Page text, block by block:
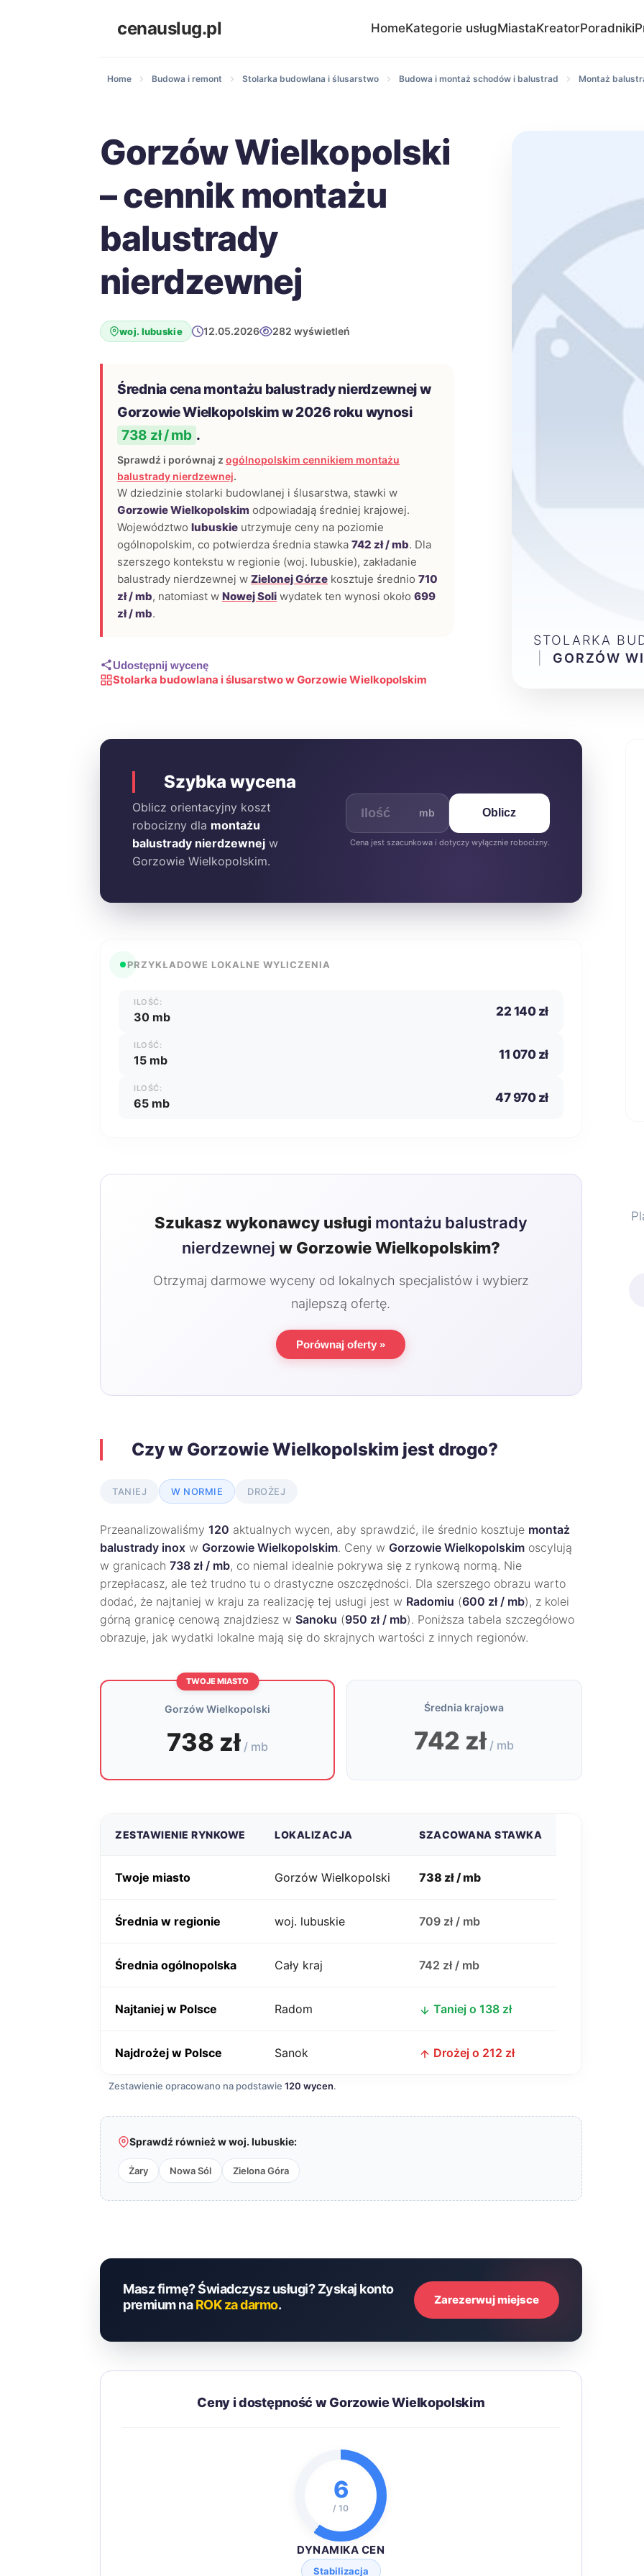
cenauslug.pl HomeKategorie usługMiastaKreatorPoradniki
Home Budowa i remont Stolarka budowlana i ślusarstwo Budowa i montaż schodów i balustrad Montaż
Gorzów Wielkopolski
– cennik montażu
balustrady
nierdzewnej
woj. lubuskie 12.05.2026 282 wyświetleń
Średnia cena montażu balustrady nierdzewnej w
Gorzowie Wielkopolskim w 2026 roku wynosi
738 zł / mb .
Sprawdź i porównaj z ogólnopolskim cennikiem montażu
balustrady nierdzewnej.
W dziedzinie stolarki budowlanej i ślusarstwa, stawki w
Gorzowie Wielkopolskim odpowiadają średniej krajowej.
Województwo lubuskie utrzymuje ceny na poziomie
ogólnopolskim, co potwierdza średnia stawka 742 zł / mb. Dla
szerszego kontekstu w regionie (woj. lubuskie), zakładanie
balustrady nierdzewnej w Zielonej Górze kosztuje średnio 710
zł / mb, natomiast w Nowej Soli wydatek ten wynosi około 699
zł / mb.
Udostępnij wycenę
Stolarka budowlana i ślusarstwo w Gorzowie Wielkopolskim
STOLARKA
GORZÓW
Szybka wycena
Oblicz orientacyjny koszt
robocizny dla montażu
balustrady nierdzewnej w
Gorzowie Wielkopolskim.
mb Oblicz
Cena jest szacunkowa i dotyczy wyłącznie robocizny.
PRZYKŁADOWE LOKALNE WYLICZENIA
ILOŚĆ:
30 mb 22 140 zł
ILOŚĆ:
15 mb 11 070 zł
ILOŚĆ:
65 mb 47 970 zł
Szukasz wykonawcy usługi montażu balustrady
nierdzewnej w Gorzowie Wielkopolskim?
Otrzymaj darmowe wyceny od lokalnych specjalistów i wybierz
najlepszą ofertę.
Porównaj oferty »
Czy w Gorzowie Wielkopolskim jest drogo?
TANIEJ W NORMIE DROŻEJ
Przeanalizowaliśmy 120 aktualnych wycen, aby sprawdzić, ile średnio kosztuje montaż
balustrady inox w Gorzowie Wielkopolskim. Ceny w Gorzowie Wielkopolskim oscylują
w granicach 738 zł / mb, co niemal idealnie pokrywa się z rynkową normą. Nie
przepłacasz, ale też trudno tu o drastyczne oszczędności. Dla szerszego obrazu warto
dodać, że najtaniej w kraju za realizację tej usługi jest w Radomiu (600 zł / mb), z kolei
górną granicę cenową znajdziesz w Sanoku (950 zł / mb). Poniższa tabela szczegółowo
obrazuje, jak wydatki lokalne mają się do skrajnych wartości z innych regionów.
TWOJE MIASTO
Gorzów Wielkopolski
738 zł / mb
Średnia krajowa
742 zł / mb
ZESTAWIENIE RYNKOWE LOKALIZACJA SZACOWANA STAWKA
Twoje miasto Gorzów Wielkopolski 738 zł / mb
Średnia w regionie woj. lubuskie 709 zł / mb
Średnia ogólnopolska Cały kraj 742 zł / mb
Najtaniej w Polsce Radom Taniej o 138 zł
Najdrożej w Polsce Sanok Drożej o 212 zł
Zestawienie opracowano na podstawie 120 wycen.
Sprawdź również w woj. lubuskie:
Żary Nowa Sól Zielona Góra
Masz firmę? Świadczysz usługi? Zyskaj konto
premium naROK za darmo. Zarezerwuj miejsce
Ceny i dostępność w Gorzowie Wielkopolskim
6
/ 10
DYNAMIKA CEN
Stabilizacja